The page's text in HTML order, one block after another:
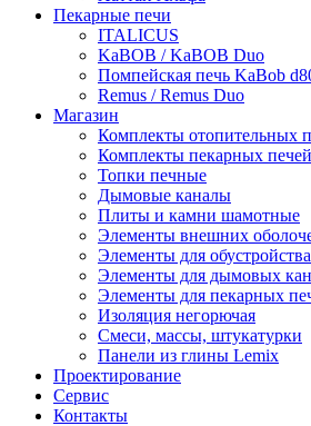
Пекарные печи
ITALICUS
KaBOB / KaBOB Duo
Помпейская печь KaBob
Remus / Remus Duo
Магазин
Комплекты отопительных
Комплекты пекарных печей
Топки печные
Дымовые каналы
Плиты и камни шамотные
Элементы внешних
Элементы для
Элементы для дымовых
Элементы для пекарных
Изоляция негорючая
Смеси, массы, штукатурки
Панели из глины Lemix
Проектирование
Сервис
Контакты